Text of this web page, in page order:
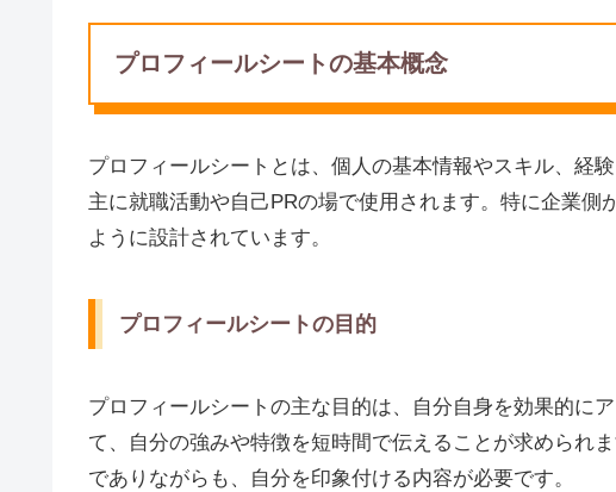
プロフィールシートの基本概念
プロフィールシートとは、個人の基本情報やスキル、経
主に就職活動や自己PRの場で使用されます。特に企業側
ように設計されています。
プロフィールシートの目的
プロフィールシートの主な目的は、自分自身を効果的に
て、自分の強みや特徴を短時間で伝えることが求められ
でありながらも、自分を印象付ける内容が必要です。